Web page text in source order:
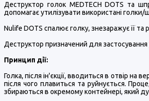
Деструктор голок MEDTECH DOTS та
допомагає утилізувати використані
Nulife DOTS спалює голку, знезаражує її та
Деструктор призначений для
Принцип дії:
Голка, після ін'єкції, вводиться в отвір на
після чого плавиться та руйнується.
збираються в окремому контейнері, який